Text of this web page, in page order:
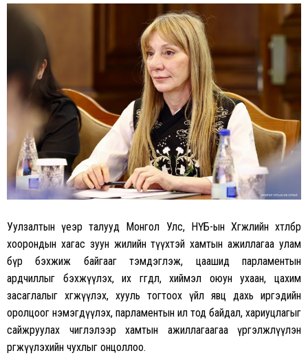
Уулзалтын үеэр талууд Монгол Улс, НҮБ-ын Хөгжлийн хөтөлбөр
хоорондын хагас зуун жилийн түүхтэй хамтын ажиллагаа улам
бүр бэхжиж байгааг тэмдэглэж, цаашид парламентын
ардчиллыг бэхжүүлэх, их өгөгдөл, хиймэл оюун ухаан, цахим
засаглалыг хөгжүүлэх, хууль тогтоох үйл явц дахь иргэдийн
оролцоог нэмэгдүүлэх, парламентын ил тод байдал, хариуцлагыг
сайжруулах чиглэлээр хамтын ажиллагаагаа үргэлжлүүлэн
өргөжүүлэхийн чухлыг онцоллоо.